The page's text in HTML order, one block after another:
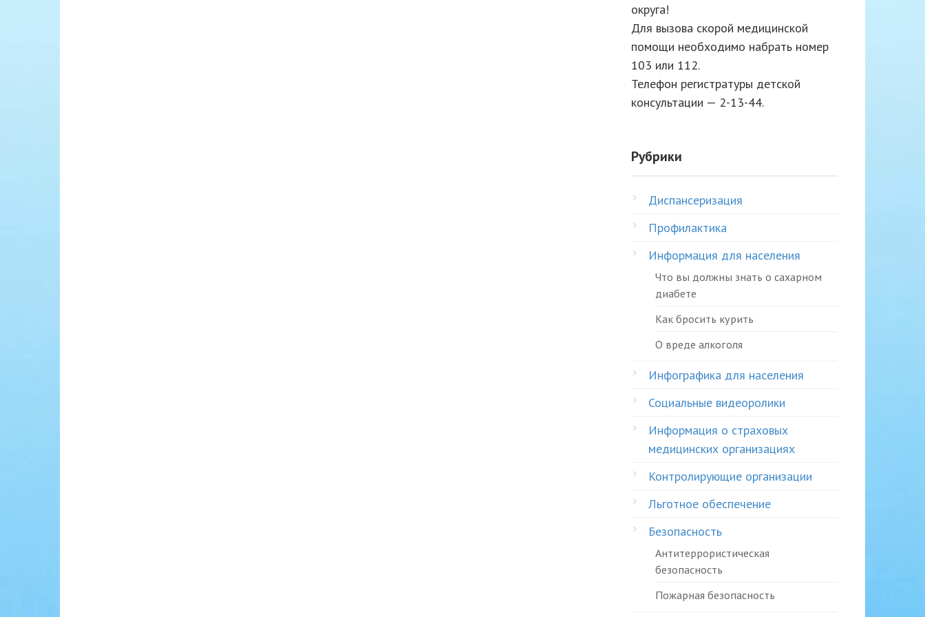
округа!
Для вызова скорой медицинской
помощи необходимо набрать номер
103 или 112.
Телефон регистратуры детской
консультации — 2-13-44.
Рубрики
Диспансеризация
Профилактика
Информация для населения
Что вы должны знать о сахарном
диабете
Как бросить курить
О вреде алкоголя
Инфографика для населения
Социальные видеоролики
Информация о страховых
медицинских организациях
Контролирующие организации
Льготное обеспечение
Безопасность
Антитеррористическая
безопасность
Пожарная безопасность